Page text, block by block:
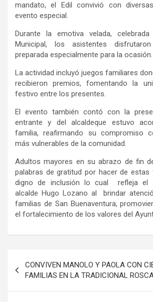
mandato, el Edil convivió con
evento especial.
Durante la emotiva velada,
Municipal, los asistentes
preparada especialmente para la ocasión.
La actividad incluyó juegos familiares
recibieron premios, fomentando la
festivo entre los presentes.
El evento también contó con la
entrante y del alcaldeque estuvo
familia, reafirmando su compromiso
más vulnerables de la comunidad.
Adultos mayores en su abrazo de fin
palabras de gratitud por hacer de estas
digno de inclusión lo cual refleja el
alcalde Hugo Lozano al brindar
familias de San Buenaventura,
el fortalecimiento de los valores del
de
entradas
CONVIVEN MANOLO Y PAOLA CON
FAMILIAS EN LA TRADICIONAL